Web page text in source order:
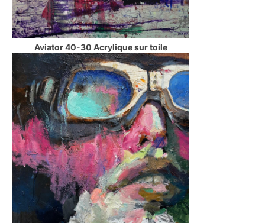
Aviator 40-30 Acrylique sur toile